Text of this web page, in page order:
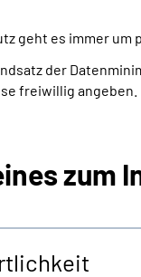
geht es immer um
der
freiwillig angeben.
zum